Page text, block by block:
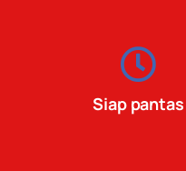
Siap pantas